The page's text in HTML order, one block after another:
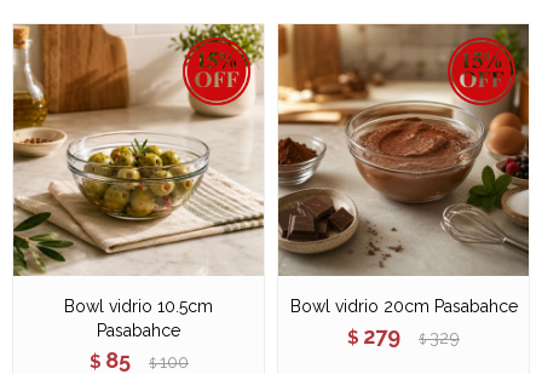
Bowl vidrio 10.5cm
Pasabahce
$ 85 $ 100
Bowl vidrio 20cm Pasabahce
$ 279 $ 329